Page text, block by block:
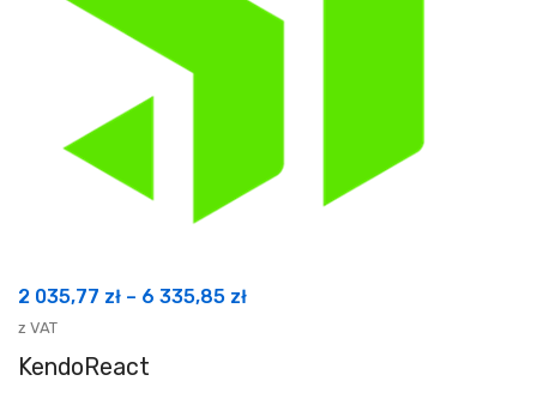
2 035,77 zł – 6 335,85 złZakres
z VAT
KendoReact